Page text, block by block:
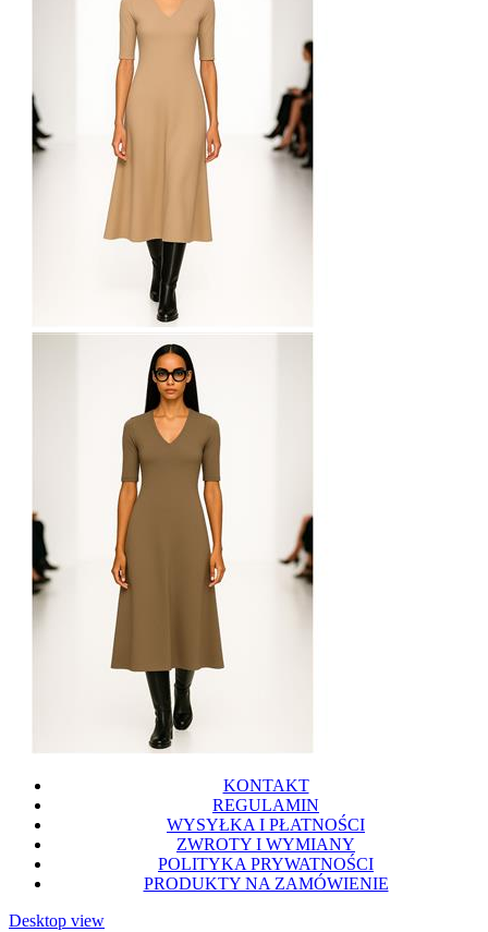
KONTAKT
REGULAMIN
WYSYŁKA I PŁATNOŚCI
ZWROTY I WYMIANY
POLITYKA PRYWATNOŚCI
PRODUKTY NA ZAMÓWIENIE
Desktop view